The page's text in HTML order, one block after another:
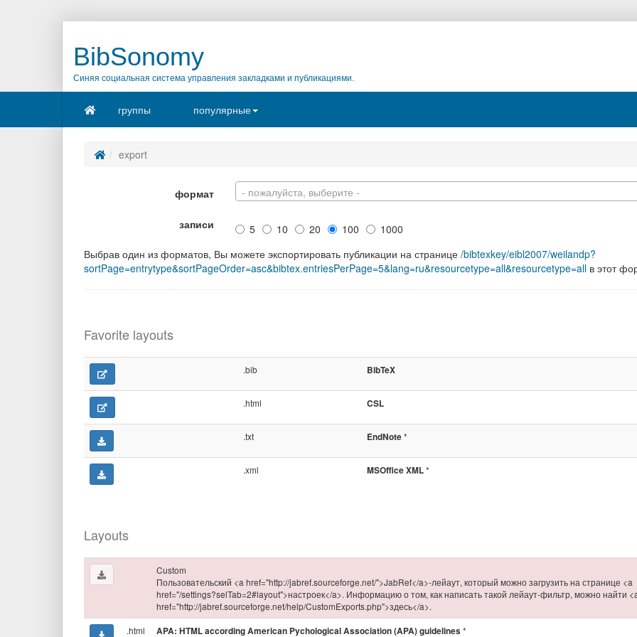
BibSonomy
Синяя социальная система управления закладками и публикациями.
группы популярные
export
формат - пожалуйста, выберите -
записи 5 10 20 100
1000
Выбрав один из форматов, Вы можете экспортировать публикации на странице /bibtexkey/eibl2007/weilandp?
sortPage=entrytype&sortPageOrder=asc&bibtex.entriesPerPage=5&lang=ru&resourcetype=all&resourcetype=all в этот
Favorite layouts
.bib BibTeX
.html CSL
.txt EndNote*
.xml MSOffice XML*
Layouts
Custom
Пользовательский <a href="http://jabref.sourceforge.net/">JabRef</a>-лейаут, который можно загрузить на странице <a
href="/settings?selTab=2#layout">настроек</a>. Информацию о том, как написать такой лейаут-фильтр, можно найти
href="http://jabref.sourceforge.net/help/CustomExports.php">здесь</a>.
.html
APA: HTML according American Pychological Association (APA) guidelines *